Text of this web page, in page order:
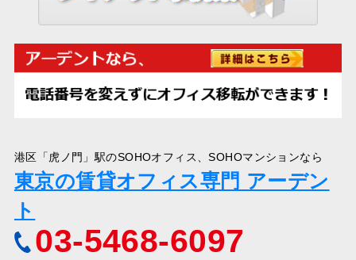
港区「虎ノ門」駅のSOHOオフィス、SOHOマンションなら
東京の賃貸オフィス専門 アーデン
ト
03-5468-6097